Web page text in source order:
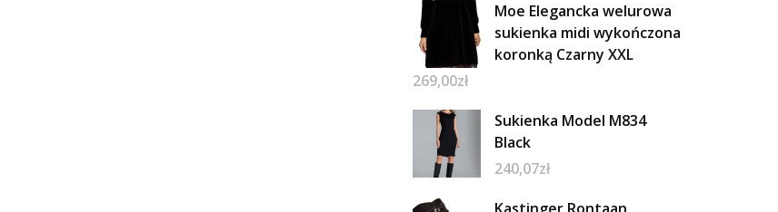
Moe Elegancka welurowa
sukienka midi wykończona
koronką Czarny XXL
269,00zł
Sukienka Model M834
Black
240,07zł